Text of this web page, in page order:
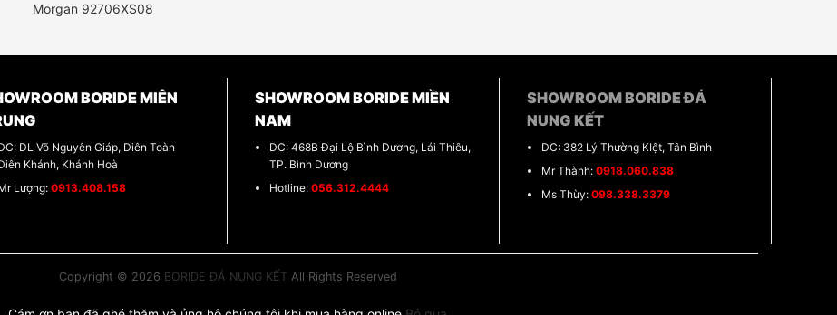
Morgan 92706XS08
BORIDE MIÊN
DL Võ Nguyên Giáp, Diên Toàn
Khánh, Khánh Hoà
Lượng: 0913.408.158
SHOWROOM BORIDE MIỀN
NAM
DC: 468B Đại Lộ Bình Dương, Lái Thiêu,
TP. Bình Dương
Hotline: 056.312.4444
SHOWROOM BORIDE ĐÁ
NUNG KẾT
DC: 382 Lý Thường KIệt, Tân Bình
Mr Thành: 0918.060.838
Ms Thùy: 098.338.3379
Copyright © 2026 BORIDE ĐÁ NUNG KẾT All Rights Reserved